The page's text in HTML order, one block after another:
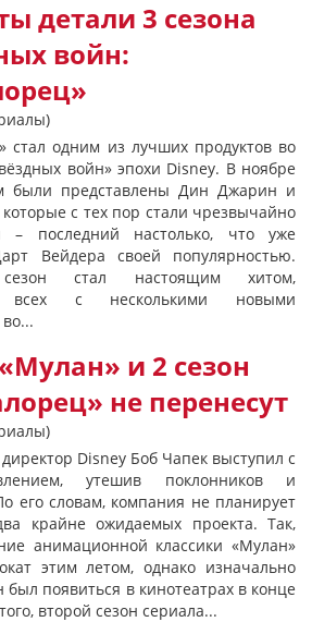
детали 3 сезона
войн:
стал одним из лучших продуктов во
войн» эпохи Disney. В ноябре
были представлены Дин Джарин и
с тех пор стали чрезвычайно
– последний настолько, что уже
Вейдера своей популярностью.
стал настоящим хитом,
всех с несколькими новыми
и 2 сезон
не перенесут
Disney Боб Чапек выступил с
утешив поклонников и
его словам, компания не планирует
крайне ожидаемых проекта. Так,
анимационной классики «Мулан»
этим летом, однако изначально
появиться в кинотеатрах в конце
второй сезон сериала...